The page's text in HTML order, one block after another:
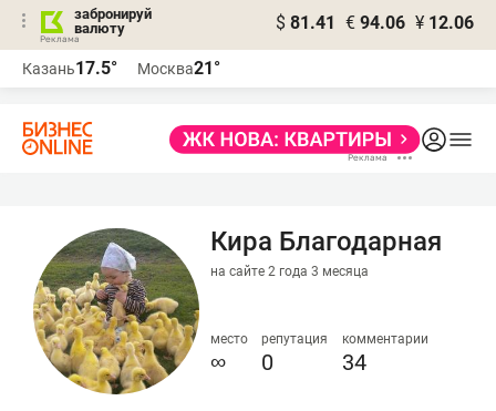
забронируй
валюту
$ 81.41 € 94.06 ¥ 12.06
Казань17.5° Москва21°
Кира Благодарная
на сайте 2 года 3 месяца
место
∞
репутация
0
комментарии
34